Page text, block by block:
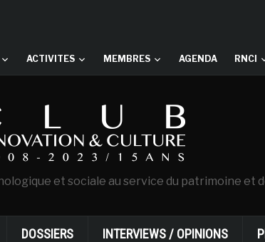
ACTIVITES MEMBRES AGENDA RNCI
et sociale au service du patrimoine et
DOSSIERS INTERVIEWS / OPINIONS